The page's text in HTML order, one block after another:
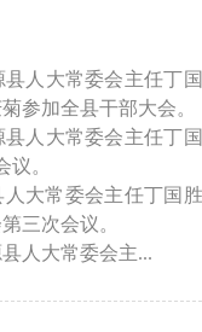
大常委会主任丁国
参加全县干部大会。
大常委会主任丁国
议。
常委会主任丁国胜
三次会议。
人大常委会主...